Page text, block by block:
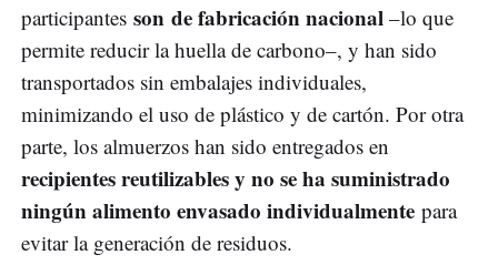
participantes son de fabricación nacional –lo que
permite reducir la huella de carbono–, y han sido
transportados sin embalajes individuales,
minimizando el uso de plástico y de cartón. Por otra
parte, los almuerzos han sido entregados en
recipientes reutilizables y no se ha suministrado
ningún alimento envasado individualmente para
evitar la generación de residuos.